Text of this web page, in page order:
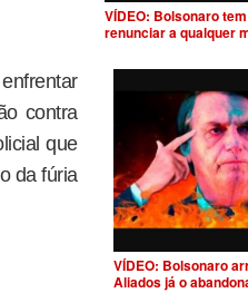
contra
que
da fúria
VÍDEO: Bolsonaro
renunciar a qualquer
VÍDEO: Bolsonaro
Aliados já o